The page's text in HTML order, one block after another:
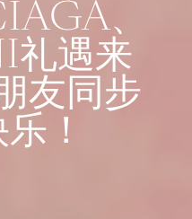
、
遇来
友同步
！